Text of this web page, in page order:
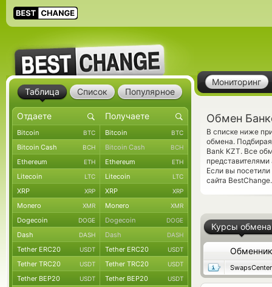
Мониторинг
Обмен
В списке ниже
обмена.
Bank KZT. Все
Если вы
сайта BestChange.
Курсы обмена
Обменник
SwapsCenter
Таблица Список Популярное
Bitcoin BTC Bitcoin BTC
Bitcoin Cash BCH Bitcoin Cash BCH
Ethereum ETH Ethereum ETH
Litecoin LTC Litecoin LTC
XRP XRP XRP XRP
Monero XMR Monero XMR
Dogecoin DOGE Dogecoin DOGE
Dash DASH Dash DASH
Tether ERC20 USDT Tether ERC20 USDT
Tether TRC20 USDT Tether TRC20 USDT
Tether BEP20 USDT Tether BEP20 USDT